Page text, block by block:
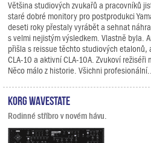
Většina studiových zvukařů a pracovníků
staré dobré monitory pro postprodukci
deseti roky přestaly vyrábět a sehnat
s velmi nejistým výsledkem. Vlastně byla.
přišla s reissue těchto studiových etalonů,
CLA-10 a aktivní CLA-10A. Zvukoví režiséři
Něco málo z historie. Všichni profesionální...
KORG wavestate
Rodinné stříbro v novém hávu.